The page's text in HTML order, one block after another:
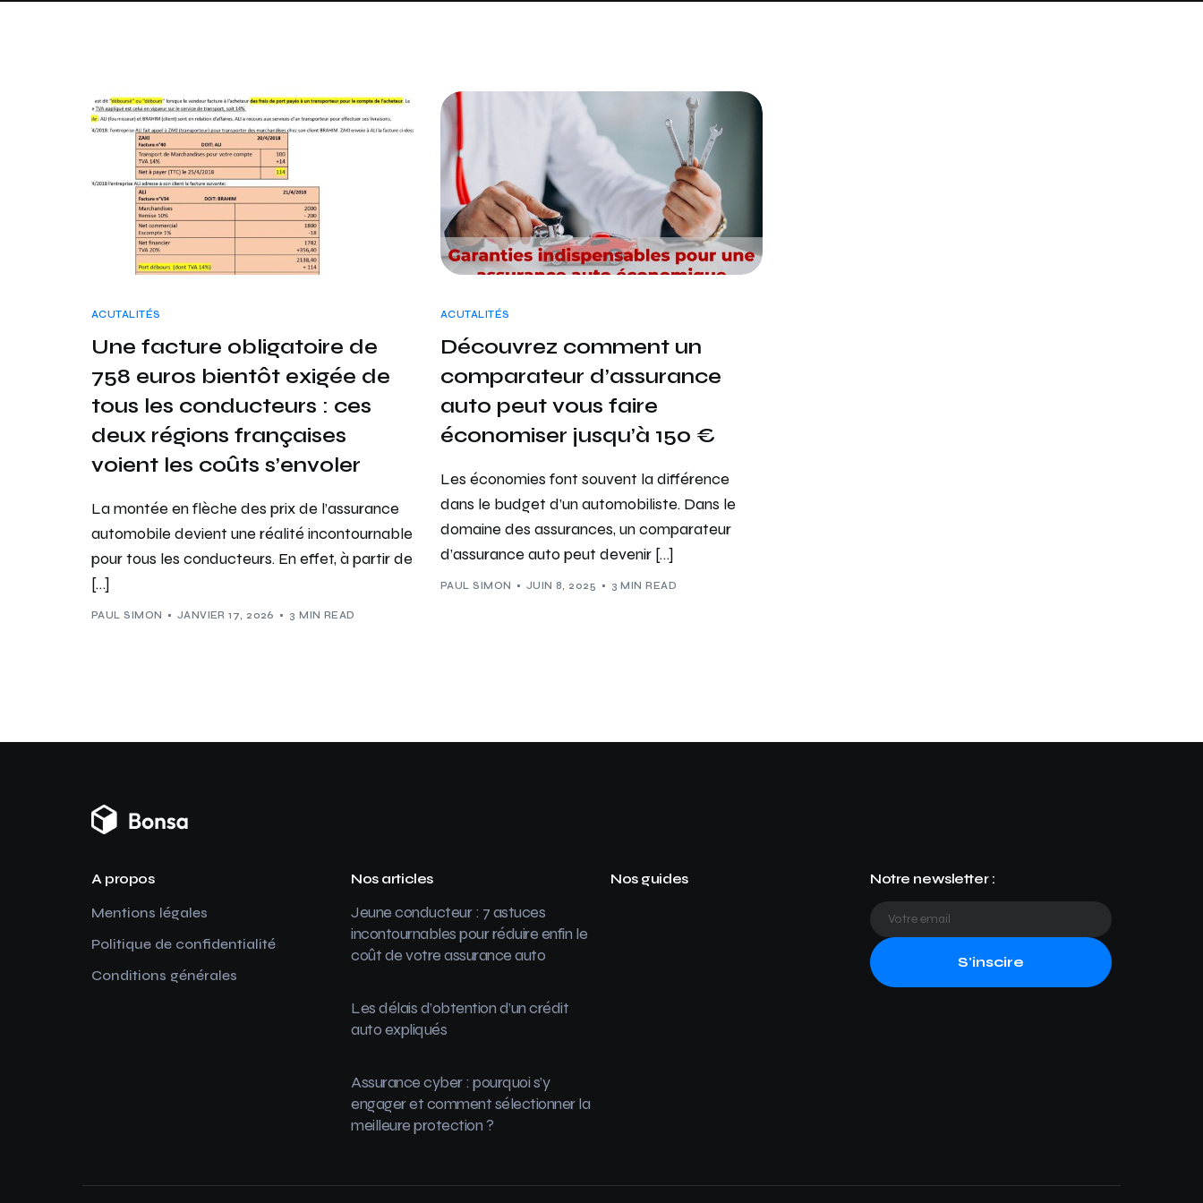
ACUTALITÉS
Une facture obligatoire de
758 euros bientôt exigée de
tous les conducteurs : ces
deux régions françaises
voient les coûts s’envoler
La montée en flèche des prix de l’assurance
automobile devient une réalité incontournable
pour tous les conducteurs. En effet, à partir de
[…]
PAUL SIMON JANVIER 17, 2026 3 MIN READ
ACUTALITÉS
Découvrez comment un
comparateur d’assurance
auto peut vous faire
économiser jusqu’à 150 €
Les économies font souvent la différence
dans le budget d’un automobiliste. Dans le
domaine des assurances, un comparateur
d’assurance auto peut devenir […]
PAUL SIMON JUIN 8, 2025 3 MIN READ
A propos
Mentions légales
Politique de confidentialité
Conditions générales
Nos articles
Jeune conducteur : 7 astuces
incontournables pour réduire enfin le
coût de votre assurance auto
Les délais d’obtention d’un crédit
auto expliqués
Assurance cyber : pourquoi s’y
engager et comment sélectionner la
meilleure protection ?
Nos guides Notre newsletter :
S'inscire